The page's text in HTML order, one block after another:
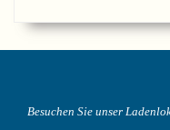
Besuchen Sie unser